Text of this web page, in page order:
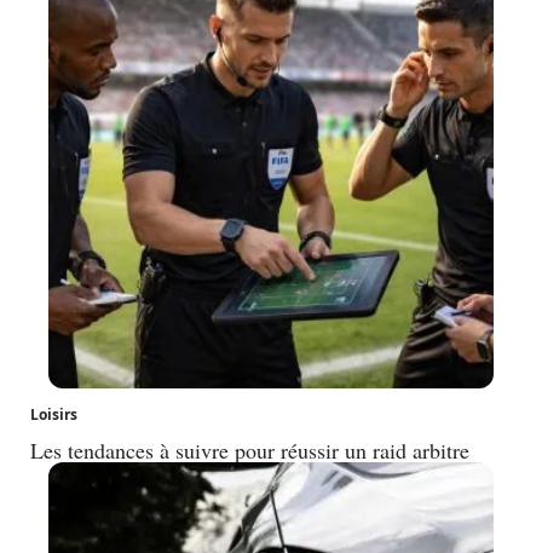
Loisirs
Les tendances à suivre pour réussir un raid arbitre